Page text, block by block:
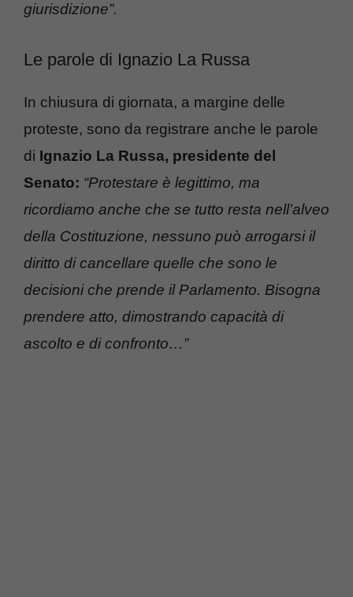
giurisdizione”.
Le parole di Ignazio La Russa
In chiusura di giornata, a margine delle
proteste, sono da registrare anche le parole
di Ignazio La Russa, presidente del
Senato: “Protestare è legittimo, ma
ricordiamo anche che se tutto resta nell’alveo
della Costituzione, nessuno può arrogarsi il
diritto di cancellare quelle che sono le
decisioni che prende il Parlamento. Bisogna
prendere atto, dimostrando capacità di
ascolto e di confronto…”